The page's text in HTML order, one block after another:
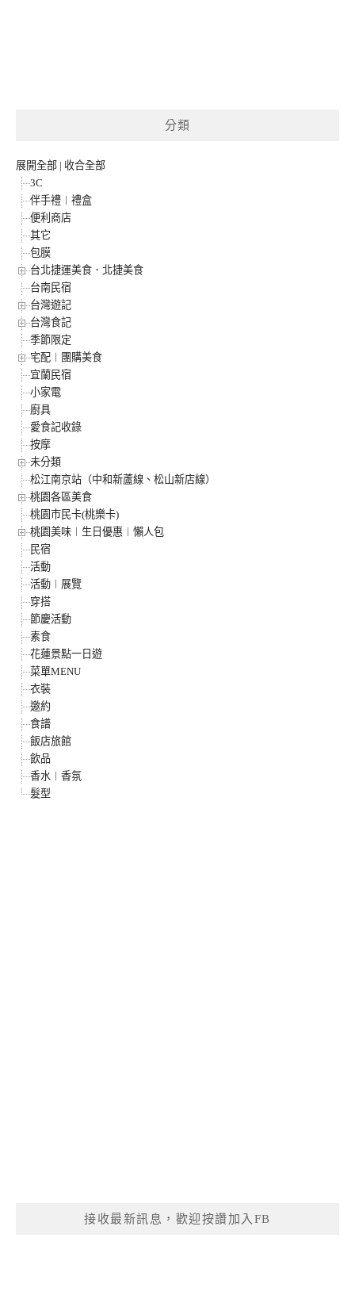
分類
展開全部 | 收合全部
3C
伴手禮︱禮盒
便利商店
其它
包膜
台北捷運美食．北捷美食
台南民宿
台灣遊記
台灣食記
季節限定
宅配︱團購美食
宜蘭民宿
小家電
廚具
愛食記收錄
按摩
未分類
松江南京站（中和新蘆線、松山新店線）
桃園各區美食
桃園市民卡(桃樂卡)
桃園美味︱生日優惠︱懶人包
民宿
活動
活動︱展覽
穿搭
節慶活動
素食
花蓮景點一日遊
菜單MENU
衣裝
邀約
食譜
飯店旅館
飲品
香水︱香氛
髮型
接收最新訊息，歡迎按讚加入FB